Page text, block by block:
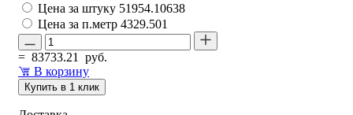
Цена за штуку 51954.10638
Цена за п.метр 4329.501
= 83733.21
руб.
В корзину
Купить в 1 клик